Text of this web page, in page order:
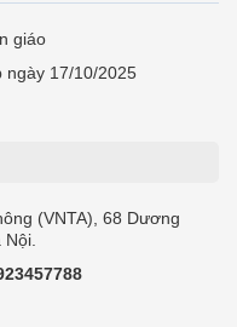
giáo
ngày 17/10/2025
(VNTA), 68 Dương